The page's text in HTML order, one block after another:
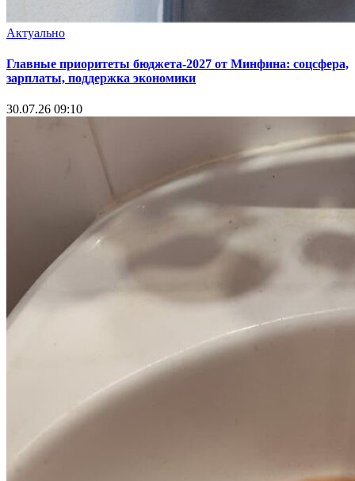
Актуально
Главные приоритеты бюджета-2027 от Минфина: соцсфера,
зарплаты, поддержка экономики
30.07.26 09:10